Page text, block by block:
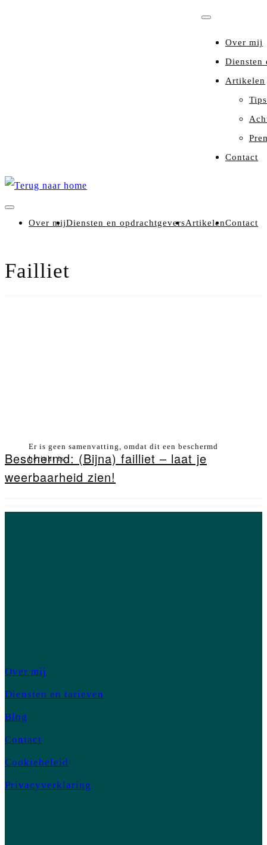
Over mij
Diensten
Artikelen
Tips
Contact
Over mijDiensten en opdrachtgeversArtikelenContact
Failliet
Er is geen samenvatting, omdat dit een beschermd
bericht is.
Beschermd: (Bijna) failliet – laat je
weerbaarheid zien!
Over mij
Diensten en tarieven
Blog
Contact
Cookiebeleid
Privacyverklaring